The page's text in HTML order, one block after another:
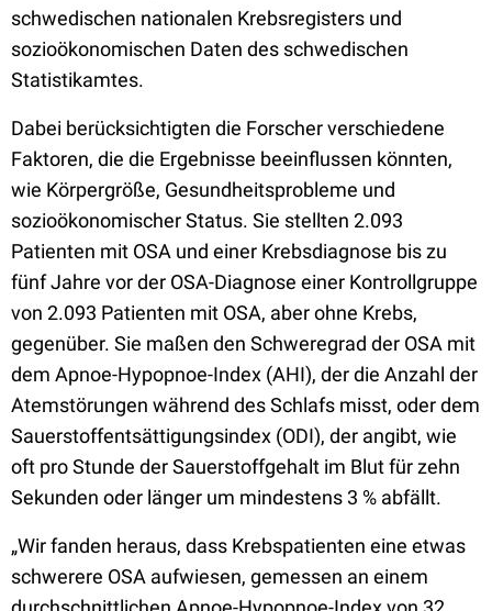
schwedischen nationalen Krebsregisters und
sozioökonomischen Daten des schwedischen
Statistikamtes.
Dabei berücksichtigten die Forscher verschiedene
Faktoren, die die Ergebnisse beeinflussen könnten,
wie Körpergröße, Gesundheitsprobleme und
sozioökonomischer Status. Sie stellten 2.093
Patienten mit OSA und einer Krebsdiagnose bis zu
fünf Jahre vor der OSA-Diagnose einer Kontrollgruppe
von 2.093 Patienten mit OSA, aber ohne Krebs,
gegenüber. Sie maßen den Schweregrad der OSA mit
dem Apnoe-Hypopnoe-Index (AHI), der die Anzahl der
Atemstörungen während des Schlafs misst, oder dem
Sauerstoffentsättigungsindex (ODI), der angibt, wie
oft pro Stunde der Sauerstoffgehalt im Blut für zehn
Sekunden oder länger um mindestens 3 % abfällt.
„Wir fanden heraus, dass Krebspatienten eine etwas
schwerere OSA aufwiesen, gemessen an einem